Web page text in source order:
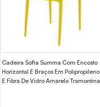
Cadeira Sofia Summa Com Encosto
Horizontal E Braços Em Polipropileno
E Fibra De Vidro Amarelo Tramontina